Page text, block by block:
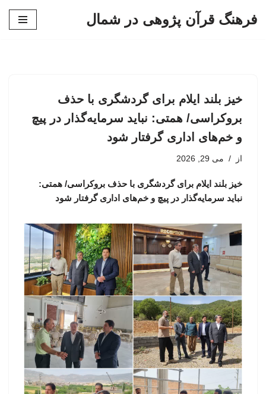
فرهنگ قرآن پژوهی در شمال
خیز بلند ایلام برای گردشگری با حذف
بروکراسی/ همتی: نباید سرمایه‌گذار در پیچ
و خم‌های اداری گرفتار شود
از می 29, 2026
خیز بلند ایلام برای گردشگری با حذف بروکراسی/ همتی:
نباید سرمایه‌گذار در پیچ و خم‌های اداری گرفتار شود